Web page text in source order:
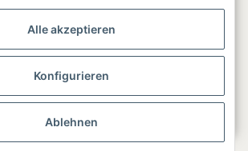
Alle akzeptieren
Konfigurieren
Ablehnen